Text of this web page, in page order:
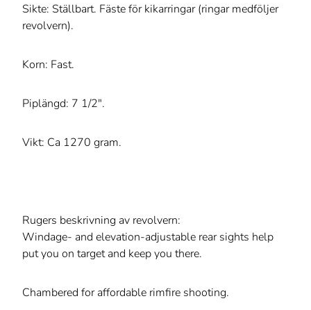
Sikte: Ställbart. Fäste för kikarringar (ringar medföljer
revolvern).
Korn: Fast.
Piplängd: 7 1/2".
Vikt: Ca 1270 gram.
Rugers beskrivning av revolvern:
Windage- and elevation-adjustable rear sights help
put you on target and keep you there.
Chambered for affordable rimfire shooting.